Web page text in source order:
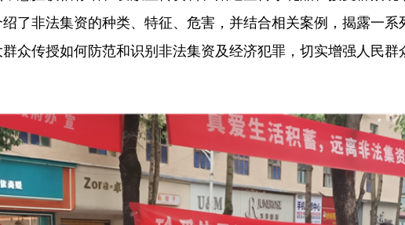
了非法集资的种类、特征、危害，并结合相关案例，揭露一系
众传授如何防范和识别非法集资及经济犯罪，切实增强人民群